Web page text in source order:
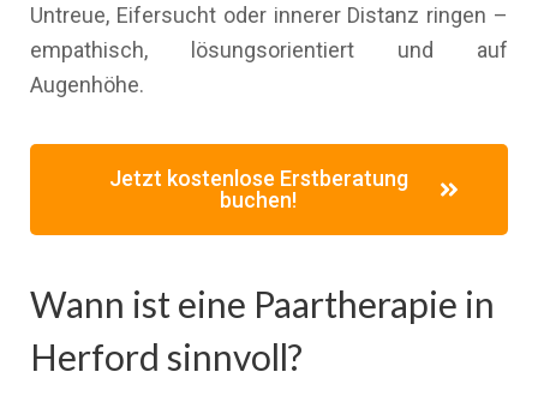
Untreue, Eifersucht oder innerer Distanz ringen –
empathisch, lösungsorientiert und auf
Augenhöhe.
Jetzt kostenlose Erstberatung
buchen!
Wann ist eine Paartherapie in
Herford sinnvoll?